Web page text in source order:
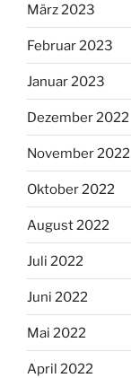
März 2023
Februar 2023
Januar 2023
Dezember 2022
November 2022
Oktober 2022
August 2022
Juli 2022
Juni 2022
Mai 2022
April 2022